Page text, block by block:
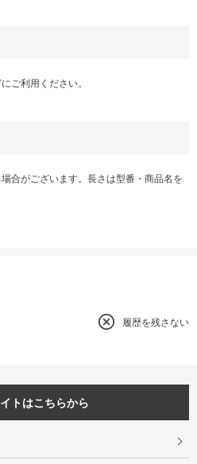
ご利用ください。
合がございます。長さは型番・商品名を
履歴を残さない
トはこちらから